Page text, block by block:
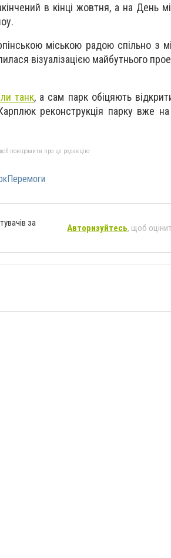
в кінці жовтня, а на День
міською радою спільно з
візуалізацією майбутнього
танк, а сам парк обіцяють
реконструкція парку вже на
повідомити про це редакцію
за
Авторизуйтесь, щоб